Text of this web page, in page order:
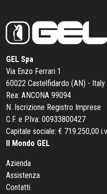
GEL Spa
Via Enzo Ferrari 1
60022 Castelfidardo (AN) - Italy
Rea: ANCONA 99094
N. Iscrizione Registro Imprese
C.F. e P.Iva: 00933800427
Capitale sociale: € 719.250,00
Il Mondo GEL
Azienda
Assistenza
Contatti